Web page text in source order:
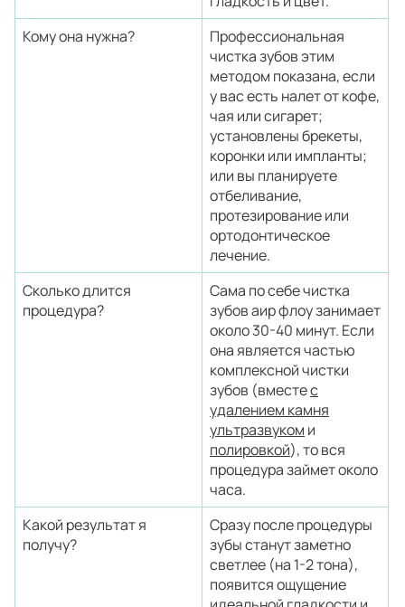
Кому она нужна?
Профессиональная
чистка зубов этим
методом показана, если
у вас есть налет от кофе,
чая или сигарет;
установлены брекеты,
коронки или импланты;
или вы планируете
отбеливание,
протезирование или
ортодонтическое
лечение.
Сколько длится
процедура?
Сама по себе чистка
зубов аир флоу занимает
около 30-40 минут. Если
она является частью
комплексной чистки
зубов (вместес
удалением камня
ультразвуком и
полировкой), то вся
процедура займет около
часа.
Какой результат я
получу?
Сразу после процедуры
зубы станут заметно
светлее (на 1-2 тона),
появится ощущение